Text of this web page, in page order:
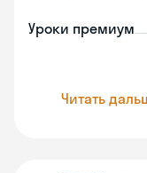
Уроки премиум
Читать